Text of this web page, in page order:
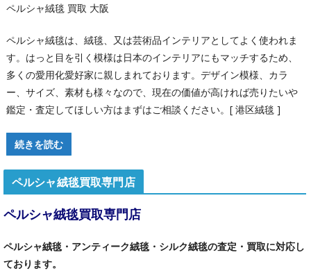
ペルシャ絨毯 買取 大阪
ペルシャ絨毯は、絨毯、又は芸術品インテリアとしてよく使われま
す。はっと目を引く模様は日本のインテリアにもマッチするため、
多くの愛用化愛好家に親しまれております。デザイン模様、カラ
ー、サイズ、素材も様々なので、現在の価値が高ければ売りたいや
鑑定・査定してほしい方はまずはご相談ください。[ 港区絨毯 ]
続きを読む
ペルシャ絨毯買取専門店
ペルシャ絨毯買取専門店
ペルシャ絨毯・アンティーク絨毯・シルク絨毯の査定・買取に対応し
ております。